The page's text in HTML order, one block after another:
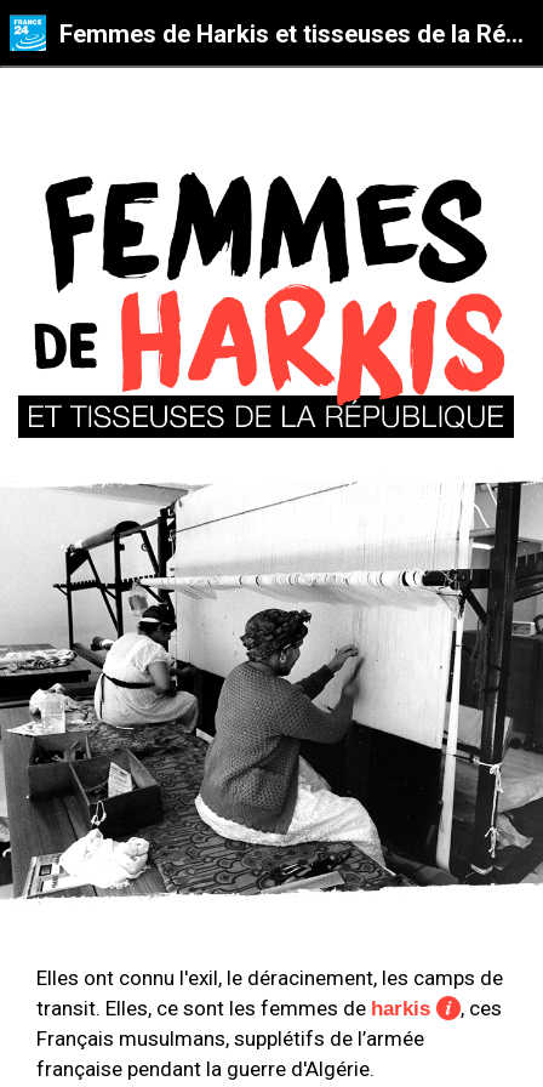
Femmes de Harkis et tisseuses de la République
Elles ont connu l'exil, le déracinement, les camps de
transit. Elles, ce sont les femmes de harkis
, ces
Français musulmans, supplétifs de l’armée
française pendant la guerre d'Algérie.